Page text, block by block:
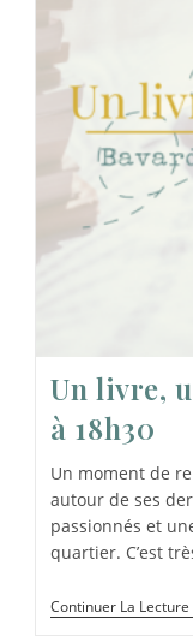
Un livre,
à 18h30
Un moment de
autour de ses
passionnés et
quartier. C’est
Continuer La Lecture